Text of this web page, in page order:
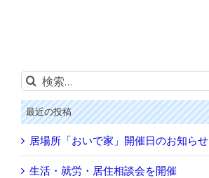
検
索
…最近の投稿
居場所「おいで家」開催日のお知らせ
生活・就労・居住相談会を開催